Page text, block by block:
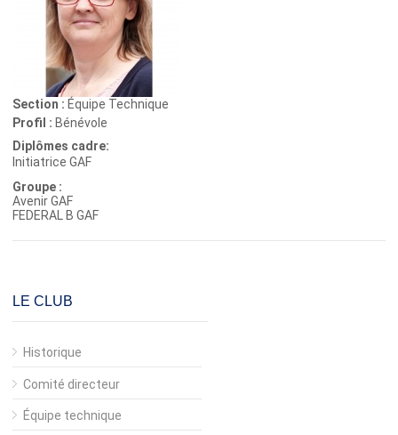
Section : Équipe Technique
Profil : Bénévole
Diplômes cadre:
Initiatrice GAF
Groupe :
Avenir GAF
FEDERAL B GAF
LE CLUB
Historique
Comité directeur
Équipe technique